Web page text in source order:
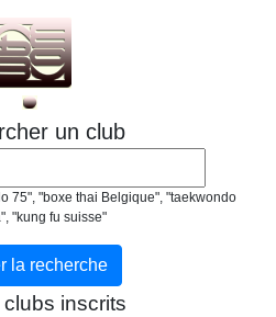
un club
75", "boxe thai Belgique", "taekwondo
"kung fu suisse"
clubs inscrits